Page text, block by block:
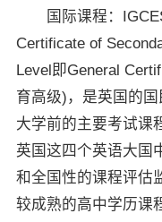
国际课程：IGCES
Certificate of
Level即General
育高级)，是英国的
大学前的主要考试课
英国这四个英语大国
和全国性的课程评估
较成熟的高中学历课